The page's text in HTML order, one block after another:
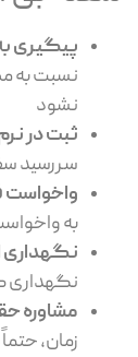
پیگیری
نسبت به
نشود
ثبت در
سررسید
واخواست
به واخواست
نگهداری
نگهداری
مشاوره
زمان،